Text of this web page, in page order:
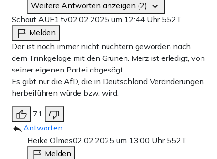
Weitere Antworten anzeigen (2)
Schaut AUF1.tv02.02.2025 um 12:44 Uhr 552T
Melden
Der ist noch immer nicht nüchtern geworden nach
dem Trinkgelage mit den Grünen. Merz ist erledigt, von
seiner eigenen Partei abgesägt.
Es gibt nur die AfD, die in Deutschland Veränderungen
herbeiführen würde bzw. wird.
71
Antworten
Heike Olmes02.02.2025 um 13:00 Uhr 552T
Melden